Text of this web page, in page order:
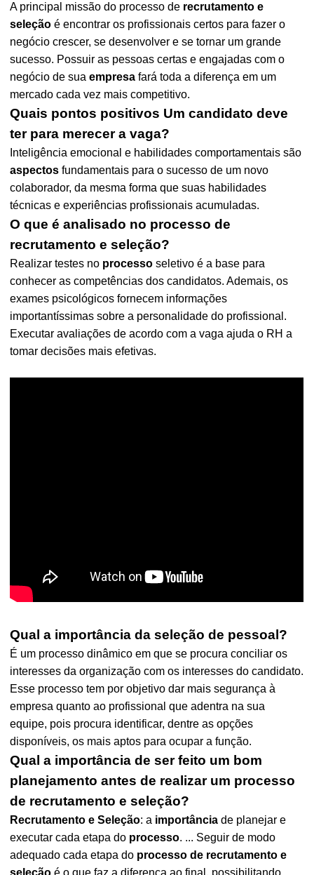
A principal missão do processo de recrutamento e
seleção é encontrar os profissionais certos para fazer o
negócio crescer, se desenvolver e se tornar um grande
sucesso. Possuir as pessoas certas e engajadas com o
negócio de suaempresa fará toda a diferença em um
mercado cada vez mais competitivo.
Quais pontos positivos Um candidato deve
ter para merecer a vaga?
Inteligência emocional e habilidades comportamentais são
aspectos fundamentais para o sucesso de um novo
colaborador, da mesma forma que suas habilidades
técnicas e experiências profissionais acumuladas.
O que é analisado no processo de
recrutamento e seleção?
Realizar testes no processo seletivo é a base para
conhecer as competências dos candidatos. Ademais, os
exames psicológicos fornecem informações
importantíssimas sobre a personalidade do profissional.
Executar avaliações de acordo com a vaga ajuda o RH a
tomar decisões mais efetivas.
Qual a importância da seleção de pessoal?
É um processo dinâmico em que se procura conciliar os
interesses da organização com os interesses do candidato.
Esse processo tem por objetivo dar mais segurança à
empresa quanto ao profissional que adentra na sua
equipe, pois procura identificar, dentre as opções
disponíveis, os mais aptos para ocupar a função.
Qual a importância de ser feito um bom
planejamento antes de realizar um processo
de recrutamento e seleção?
Recrutamento e Seleção: a importância de planejar e
executar cada etapa do processo. ... Seguir de modo
adequado cada etapa do processo de recrutamento e
seleção é o que faz a diferença ao final, possibilitando